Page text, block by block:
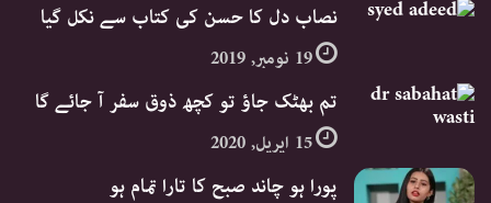
نصاب دل کا حسن کی کتاب سے نکل گیا
19 نومبر, 2019
تم بھٹک جاؤ تو کچھ ذوق سفر آ جائے گا
15 اپریل, 2020
پورا ہو چاند صبح کا تارا تمام ہو